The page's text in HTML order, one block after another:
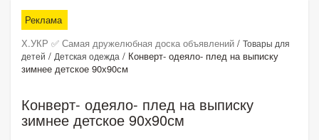
Все регионы
Категории
Избранное
Личный кабинет
Поиск по сайту
Подать объявление
Реклама
Х.УКР ✅ Самая дружелюбная доска объявлений / Товары для
детей / Детская одежда / Конверт- одеяло- плед на выписку
зимнее детское 90х90см
Конверт- одеяло- плед на выписку
зимнее детское 90х90см